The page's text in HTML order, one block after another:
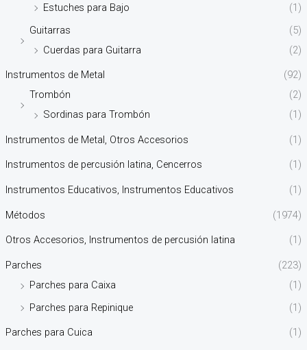
Estuches para Bajo
(1)
Guitarras
(5)
Cuerdas para Guitarra
(2)
Instrumentos de Metal
(92)
Trombón
(2)
Sordinas para Trombón
(1)
Instrumentos de Metal, Otros Accesorios (1)
Instrumentos de percusión latina, Cencerros (1)
Instrumentos Educativos, Instrumentos Educativos (1)
Métodos (1974)
Otros Accesorios, Instrumentos de percusión latina (1)
Parches
(223)
Parches para Caixa
(1)
Parches para Repinique
(1)
Parches para Cuica (1)